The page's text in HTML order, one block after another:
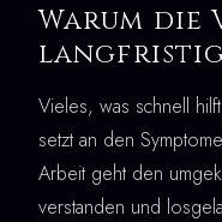
Warum die
Vieles, was schnell
setzt an den
Arbeit geht den
verstanden und